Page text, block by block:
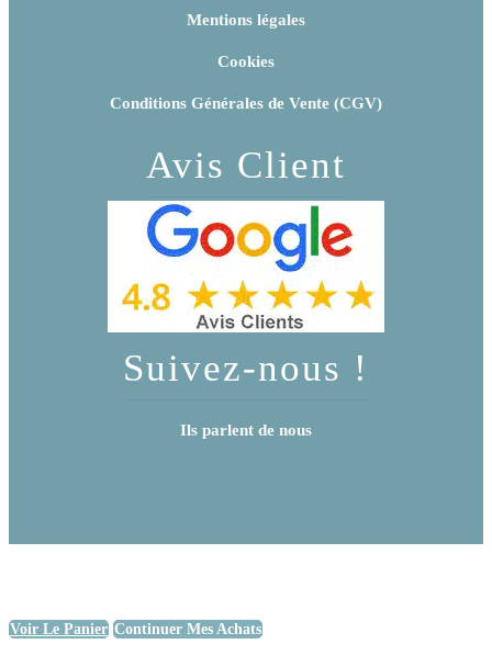
Mentions légales
Cookies
Conditions Générales de Vente (CGV)
Avis Client
Suivez-nous !
Ils parlent de nous
Voir Le Panier Continuer Mes Achats